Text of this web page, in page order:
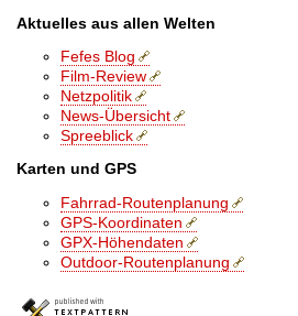
Aktuelles aus allen Welten
Fefes Blog
Film-Review
Netzpolitik
News-Übersicht
Spreeblick
Karten und GPS
Fahrrad-Routenplanung
GPS-Koordinaten
GPX-Höhendaten
Outdoor-Routenplanung